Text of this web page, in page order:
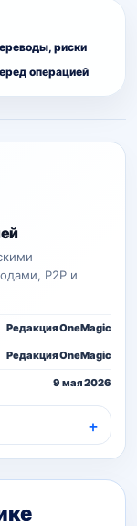
риски
операцией
P2P и
Редакция OneMagic
Редакция OneMagic
9 мая 2026